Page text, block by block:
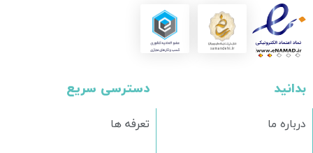
دسترسی سریع
تعرفه ها
بدانید
درباره ما